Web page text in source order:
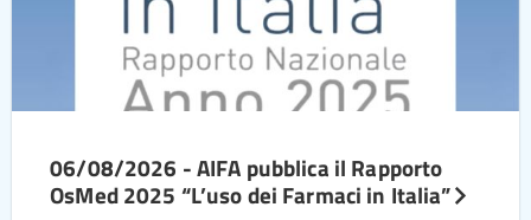
06/08/2026 - AIFA pubblica il Rapporto
OsMed 2025 “L’uso dei Farmaci in Italia”